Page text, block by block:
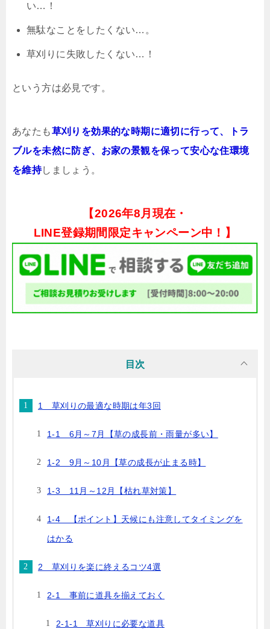
い…！
無駄なことをしたくない…。
草刈りに失敗したくない…！
という方は必見です。
あなたも草刈りを効果的な時期に適切に行って、トラ
ブルを未然に防ぎ、お家の景観を保って安心な住環境
を維持しましょう。
【2026年8月現在・
LINE登録期間限定キャンペーン中！】
目次
1 草刈りの最適な時期は年3回
1-1 6月～7月【草の成長前・雨量が多い】
1-2 9月～10月【草の成長が止まる時】
1-3 11月～12月【枯れ草対策】
1-4 【ポイント】天候にも注意してタイミングを
はかる
2 草刈りを楽に終えるコツ4選
2-1 事前に道具を揃えておく
2-1-1 草刈りに必要な道具